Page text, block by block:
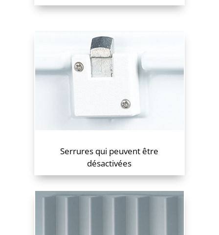
Serrures qui peuvent être
désactivées